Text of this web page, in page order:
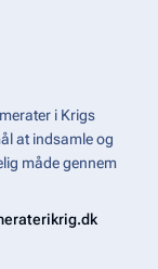
i Krigs
at indsamle og
måde gennem